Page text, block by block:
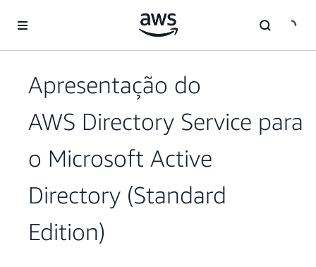
Pular para o conteúdo principal
Apresentação do
AWS Directory Service para
o Microsoft Active
Directory (Standard
Edition)